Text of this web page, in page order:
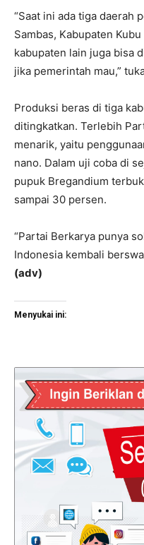
“Saat ini ada tiga daerah
Sambas, Kabupaten
kabupaten lain juga bisa
jika pemerintah mau,”
Produksi beras di tiga
ditingkatkan. Terlebih
menarik, yaitu
nano. Dalam uji coba di
pupuk Bregandium
sampai 30 persen.
“Partai Berkarya punya
Indonesia kembali
(adv)
Menyukai ini: